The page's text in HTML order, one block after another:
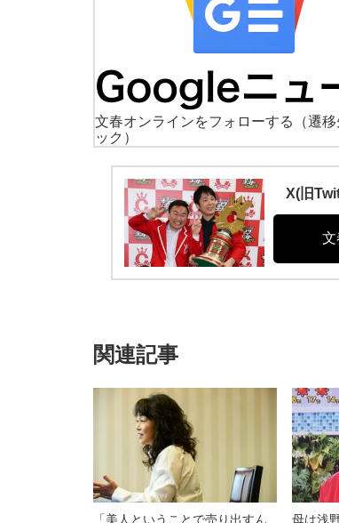
文春オンラインをフォローする
（遷
ック）
X(旧
関連記事
「美人ということで売り出すん 母は浅